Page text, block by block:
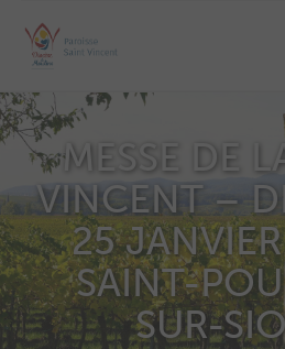
MESSE DE
VINCENT –
25
SAINT-
SUR-